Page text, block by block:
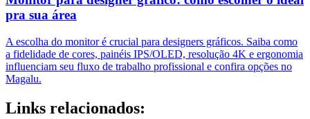
pra sua área
A escolha do monitor é crucial para designers gráficos. Saiba como
a fidelidade de cores, painéis IPS/OLED, resolução 4K e ergonomia
influenciam seu fluxo de trabalho profissional e confira opções no
Magalu.
Links relacionados: